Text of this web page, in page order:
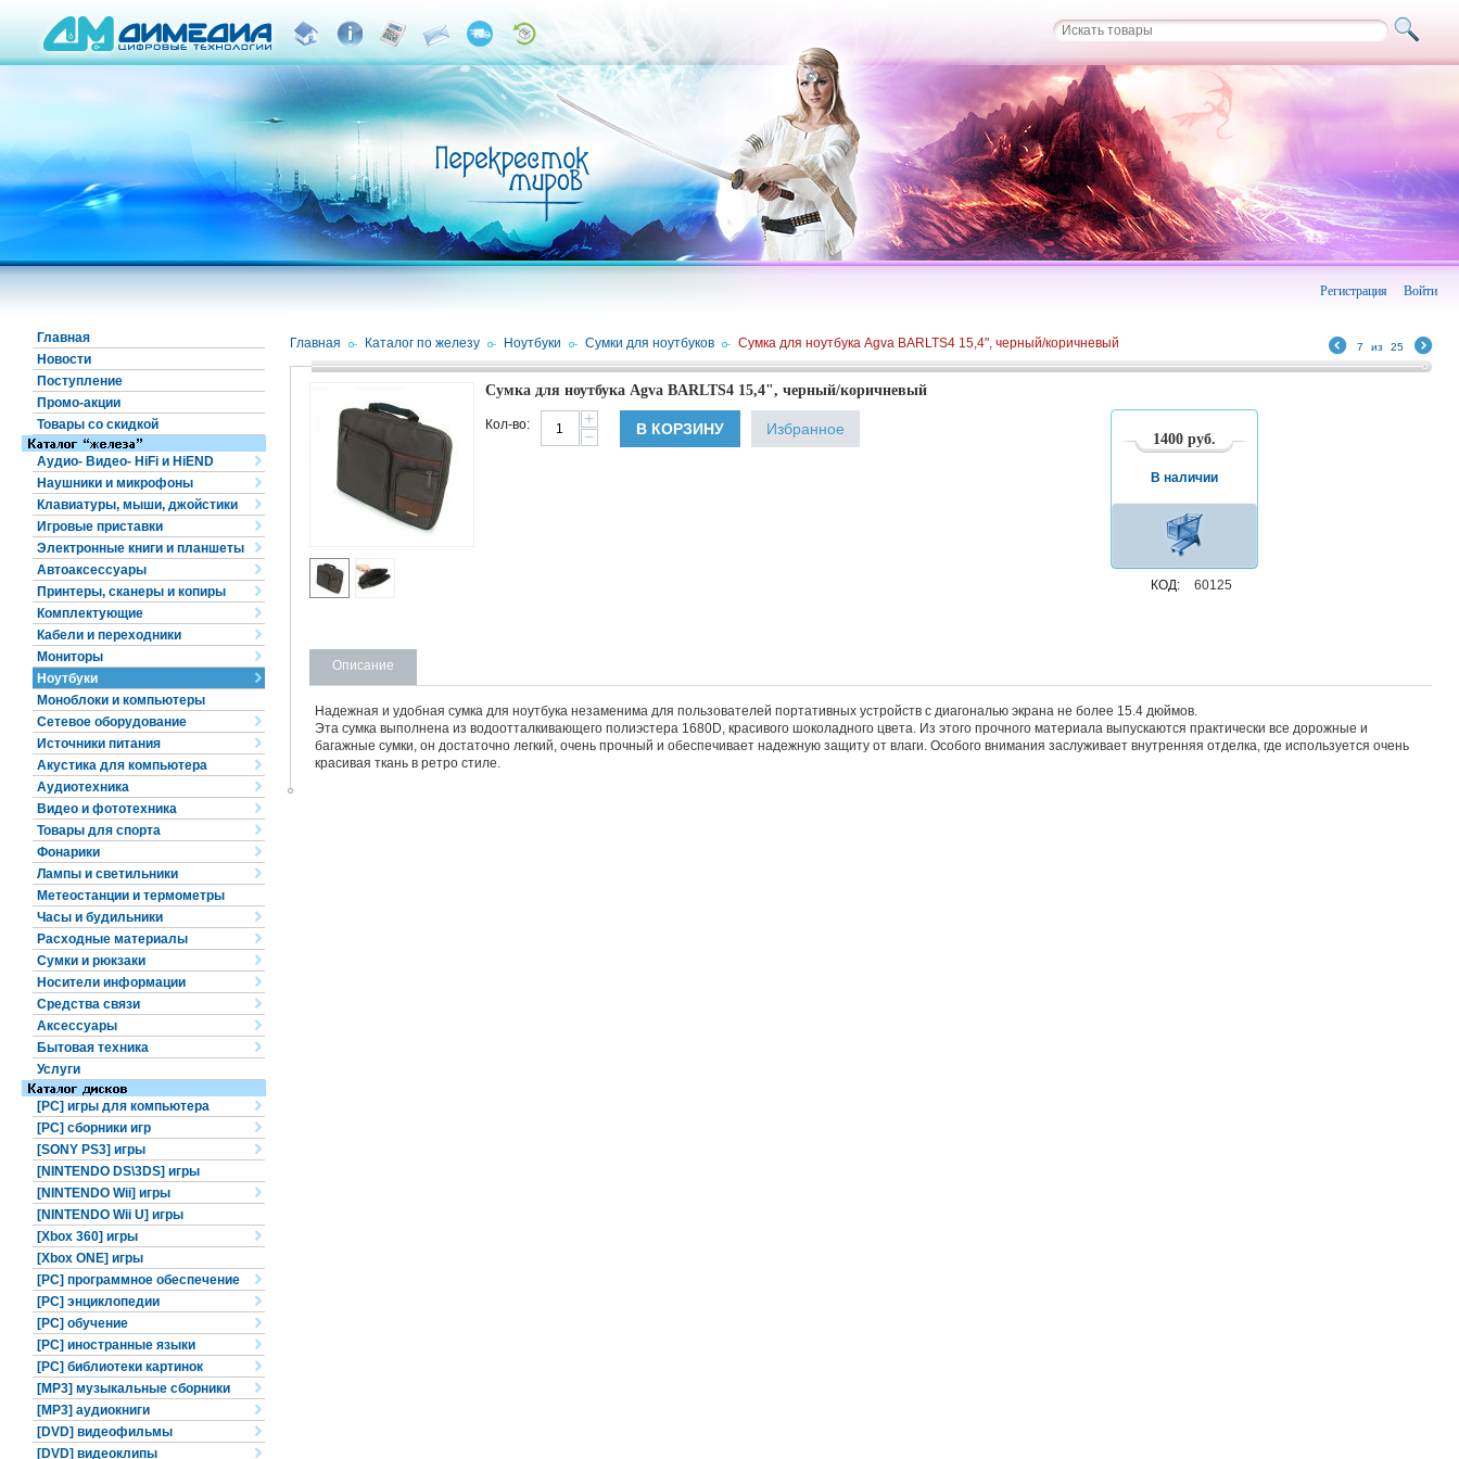
Войти
Регистрация
Главная
Новости
Поступление
Промо-акции
Товары со скидкой
Аудио- Видео- HiFi и HiEND
Наушники и микрофоны
Клавиатуры, мыши, джойстики
Игровые приставки
Электронные книги и планшеты
Автоаксессуары
Принтеры, сканеры и копиры
Комплектующие
Кабели и переходники
Мониторы
Ноутбуки
Моноблоки и компьютеры
Сетевое оборудование
Источники питания
Акустика для компьютера
Аудиотехника
Видео и фототехника
Товары для спорта
Фонарики
Лампы и светильники
Метеостанции и термометры
Часы и будильники
Расходные материалы
Сумки и рюкзаки
Носители информации
Средства связи
Аксессуары
Бытовая техника
Услуги
[PC] игры для компьютера
[PC] сборники игр
[SONY PS3] игры
[NINTENDO DS\3DS] игры
[NINTENDO Wii] игры
[NINTENDO Wii U] игры
[Xbox 360] игры
[Xbox ONE] игры
[PC] программное обеспечение
[PC] энциклопедии
[PC] обучение
[PC] иностранные языки
[PC] библиотеки картинок
[MP3] музыкальные сборники
[MP3] аудиокниги
[DVD] видеофильмы
[DVD] видеоклипы
Главная / Каталог по железу / Ноутбуки / Сумки для ноутбуков / Сумка для ноутбука Agva BARLTS4 15,4", черный/коричневый 7 из 25
Сумка для ноутбука Agva BARLTS4 15,4", черный/коричневый
1400 руб.
КОД: 60125
В наличии
Кол-во:
+
−
В КОРЗИНУ Избранное
Описание
Надежная и удобная сумка для ноутбука незаменима для пользователей портативных устройств с диагональю экрана не более 15.4 дюймов.
Эта сумка выполнена из водоотталкивающего полиэстера 1680D, красивого шоколадного цвета. Из этого прочного материала выпускаются практически все дорожные и
багажные сумки, он достаточно легкий, очень прочный и обеспечивает надежную защиту от влаги. Особого внимания заслуживает внутренняя отделка, где используется очень
красивая ткань в ретро стиле.